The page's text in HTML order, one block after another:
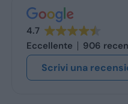
4.7
Eccellente
906
Scrivi una